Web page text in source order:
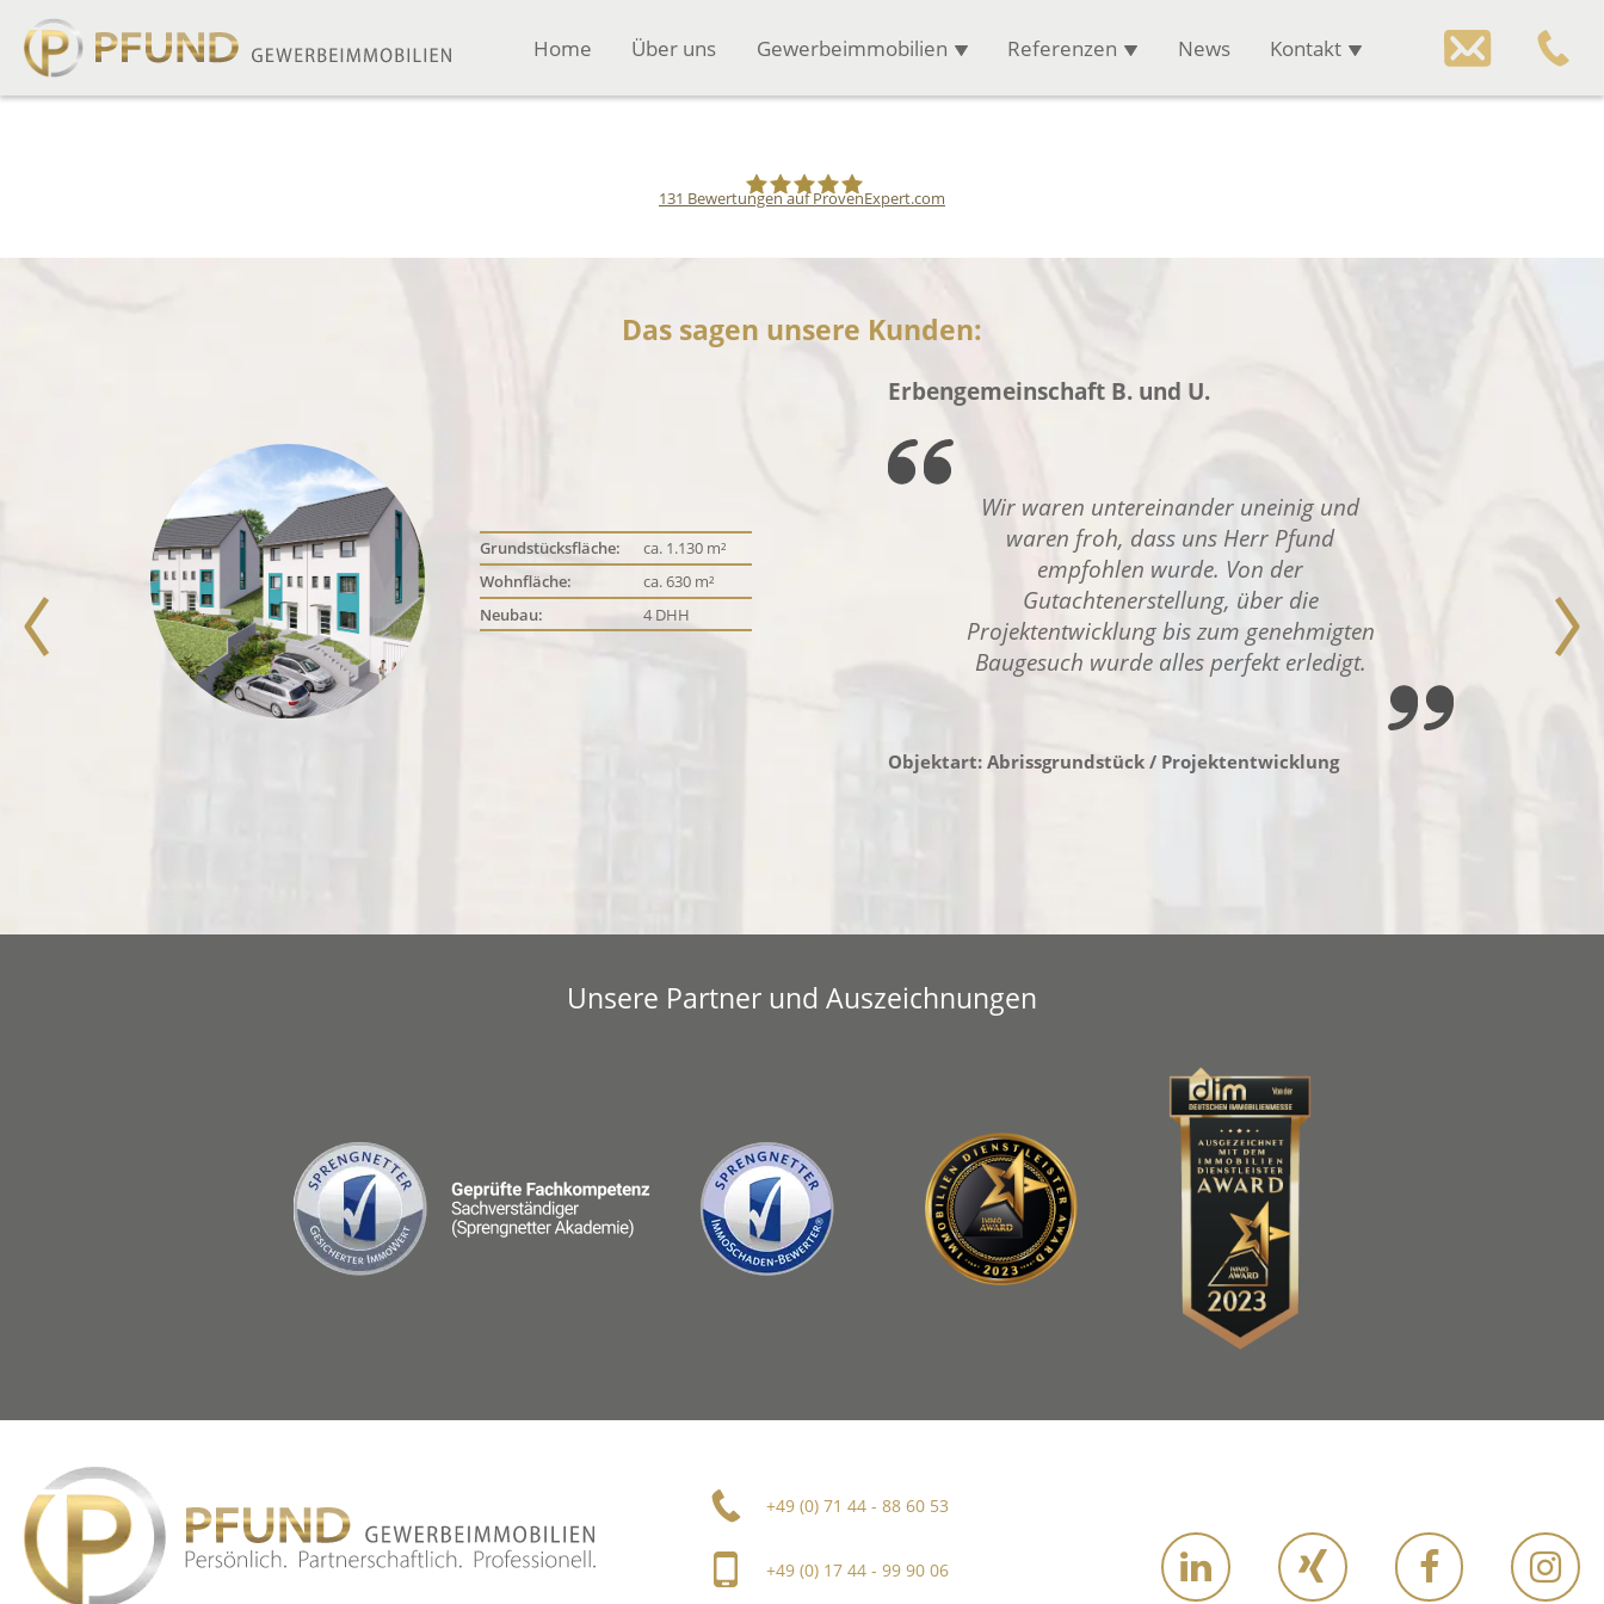
Pfund
Gewerbeimmobilien
Home Über uns Gewerbeimmobilien Referenzen News Kontakt
Pfund Immobilien
131 Bewertungen auf ProvenExpert.com
Das sagen unsere Kunden:
Grundstücksfläche:
ca. 1.130 m²
Wohnfläche:
ca. 630 m²
Neubau:
4 DHH
Erbengemeinschaft B. und U.
Wir waren untereinander uneinig und
waren froh, dass uns Herr Pfund
empfohlen wurde. Von der
Gutachtenerstellung, über die
Projektentwicklung bis zum genehmigten
Baugesuch wurde alles perfekt erledigt.
Objektart: Abrissgrundstück / Projektentwicklung
Unsere Partner und Auszeichnungen
+49 (0) 71 44 - 88 60 53
+49 (0) 17 44 - 99 90 06
Link
zu
LinkedIn
Link
zu
Xing
Link
zu
Facebooke
Link
zu
Instagram